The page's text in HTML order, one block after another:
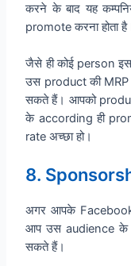
करने के बाद यह
promote करना होता
जैसे ही कोई person
उस product की MRP
सकते हैं। आपको
के according ही
rate अच्छा हो।
8.
अगर आपके Facebook
आप उस audience के
सकते हैं।